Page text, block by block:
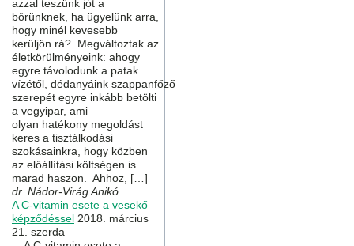
azzal teszünk jót a
bőrünknek, ha ügyelünk arra,
hogy minél kevesebb
kerüljön rá? Megváltoztak az
életkörülményeink: ahogy
egyre távolodunk a patak
vízétől, dédanyáink szappanfőző
szerepét egyre inkább betölti
a vegyipar, ami
olyan hatékony megoldást
keres a tisztálkodási
szokásainkra, hogy közben
az előállítási költségen is
marad haszon. Ahhoz, […]
dr. Nádor-Virág Anikó
A C-vitamin esete a vesekő
képződéssel 2018. március
21. szerda